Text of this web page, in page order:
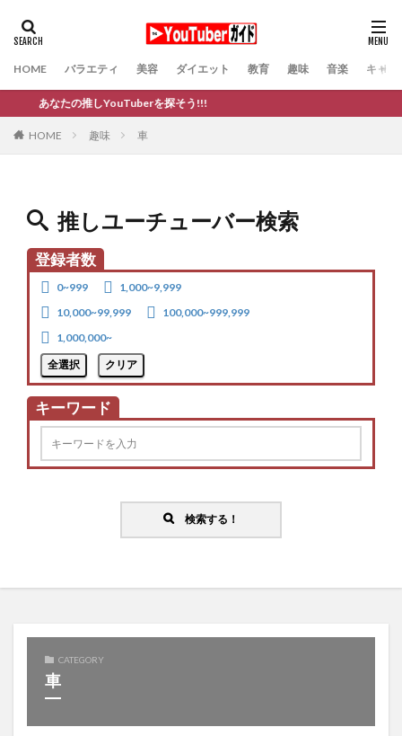
HOME バラエティ 美容 ダイエット 教育 趣味 音楽 キャバ
あなたの推しYouTuberを探そう!!!
HOME 趣味 車
推しユーチューバー検索
登録者数
0~999
1,000~9,999
10,000~99,999
100,000~999,999
1,000,000~
全選択
クリア
キーワード
検索する！
CATEGORY
車